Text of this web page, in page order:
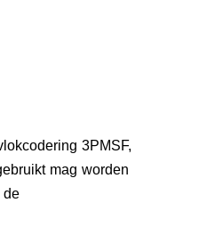
3PMSF,
mag worden
de